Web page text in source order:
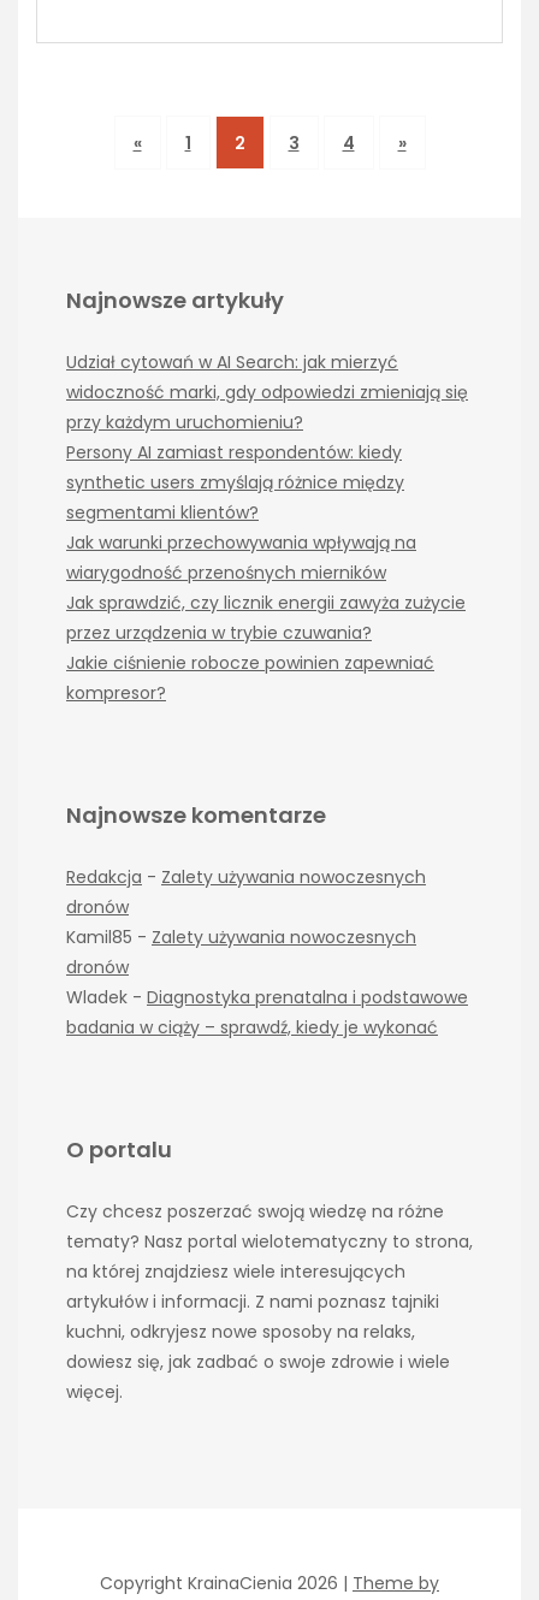
« 1 2 3 4 »
Najnowsze artykuły
Udział cytowań w AI Search: jak mierzyć
widoczność marki, gdy odpowiedzi zmieniają się
przy każdym uruchomieniu?
Persony AI zamiast respondentów: kiedy
synthetic users zmyślają różnice między
segmentami klientów?
Jak warunki przechowywania wpływają na
wiarygodność przenośnych mierników
Jak sprawdzić, czy licznik energii zawyża zużycie
przez urządzenia w trybie czuwania?
Jakie ciśnienie robocze powinien zapewniać
kompresor?
Najnowsze komentarze
Redakcja - Zalety używania nowoczesnych
dronów
Kamil85 - Zalety używania nowoczesnych
dronów
Wladek - Diagnostyka prenatalna i podstawowe
badania w ciąży – sprawdź, kiedy je wykonać
O portalu
Czy chcesz poszerzać swoją wiedzę na różne
tematy? Nasz portal wielotematyczny to strona,
na której znajdziesz wiele interesujących
artykułów i informacji. Z nami poznasz tajniki
kuchni, odkryjesz nowe sposoby na relaks,
dowiesz się, jak zadbać o swoje zdrowie i wiele
więcej.
Copyright KrainaCienia 2026 | Theme by